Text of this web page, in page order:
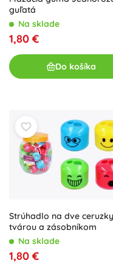
guľatá
Na sklade
1,80 €
Do košíka
Strúhadlo na dve
tvárou a zásobníkom
Na sklade
1,80 €